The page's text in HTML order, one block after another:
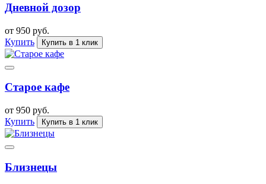
Дневной дозор
от 950 руб.
Купить
Купить в 1 клик
Старое кафе
от 950 руб.
Купить
Купить в 1 клик
Близнецы